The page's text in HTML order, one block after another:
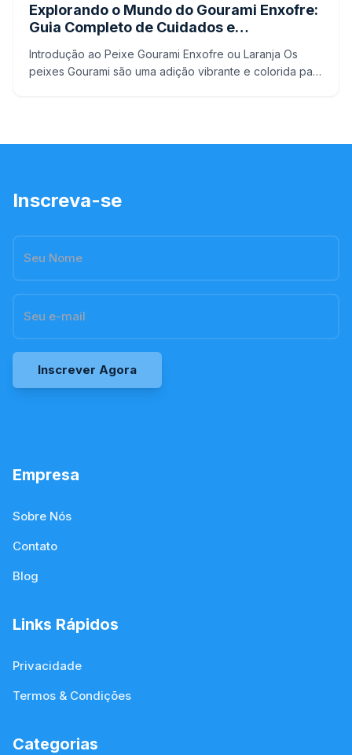
Explorando o Mundo do Gourami Enxofre:
Guia Completo de Cuidados e
Introdução ao Peixe Gourami Enxofre ou Laranja Os
peixes Gourami são uma adição vibrante e colorida para
Inscreva-se
Inscrever Agora
Empresa
Sobre Nós
Contato
Blog
Links Rápidos
Privacidade
Termos & Condições
Categorias